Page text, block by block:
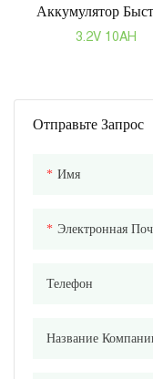
Отправьте Запрос
Имя
Электронная
Телефон
Название
Аккумулятор
Зарядки 3,2 В, 10
Разрядка 8C.
3.2V 10AH